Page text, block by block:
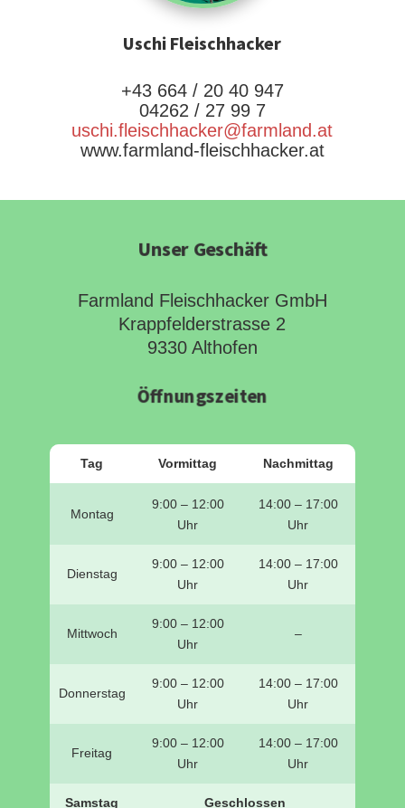
Uschi Fleischhacker
+43 664 / 20 40 947
04262 / 27 99 7
uschi.fleischhacker@farmland.at
www.farmland-fleischhacker.at
Unser Geschäft
Farmland Fleischhacker GmbH
Krappfelderstrasse 2
9330 Althofen
Öffnungszeiten
Tag Vormittag Nachmittag
Montag
9:00 – 12:00
Uhr
14:00 – 17:00
Uhr
Dienstag
9:00 – 12:00
Uhr
14:00 – 17:00
Uhr
Mittwoch
9:00 – 12:00
Uhr
–
Donnerstag
9:00 – 12:00
Uhr
14:00 – 17:00
Uhr
Freitag
9:00 – 12:00
Uhr
14:00 – 17:00
Uhr
Samstag Geschlossen